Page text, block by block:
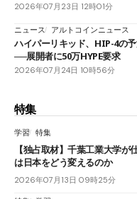
2026年07月23日 12時01分
ニュース アルトコインニュース
ハイパーリキッド、HIP-4の
──展開者に50万HYPE要求
2026年07月24日 10時56分
特集
学習 特集
【独占取材】千葉工業大学
は日本をどう変えるのか
2026年07月13日 09時25分